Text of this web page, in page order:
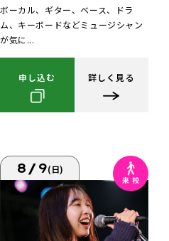
ボーカル、ギター、ベース、ドラ
ム、キーボードなどミュージシャン
が気に...
申し込む 詳しく見る
8/9(日)